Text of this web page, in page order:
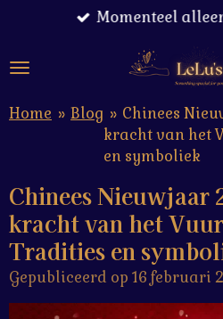
naar
hoofdinhoud
Momenteel
Home » Blog » Chinees
kracht van het
en symboliek
Chinees Nieuwjaar
kracht van het
Tradities en
Gepubliceerd op 16 februari